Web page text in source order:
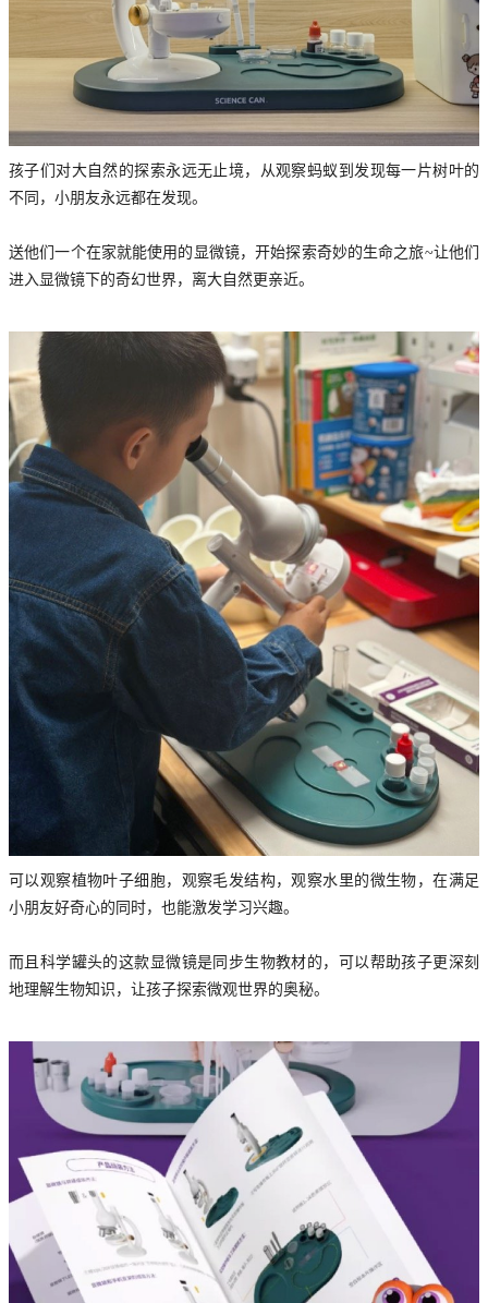
孩子们对大自然的探索永远无止境，从观察蚂蚁到发现每一片树叶的
不同，小朋友永远都在发现。
送他们一个在家就能使用的显微镜，开始探索奇妙的生命之旅~让他们
进入显微镜下的奇幻世界，离大自然更亲近。
可以观察植物叶子细胞，观察毛发结构，观察水里的微生物，在满足
小朋友好奇心的同时，也能激发学习兴趣。
而且科学罐头的这款显微镜是同步生物教材的，可以帮助孩子更深刻
地理解生物知识，让孩子探索微观世界的奥秘。